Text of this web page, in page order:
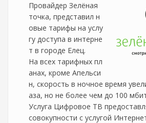
Провайдер Зелёная
точка, представил н
овые тарифы на услу
гу доступа в интерне
т в городе Елец.
На всех тарифных пл
анах, кроме Апельси
н, скорость в ночное время
аза, но не более чем до 100
Услуга Цифровое ТВ
совокупности с услугой